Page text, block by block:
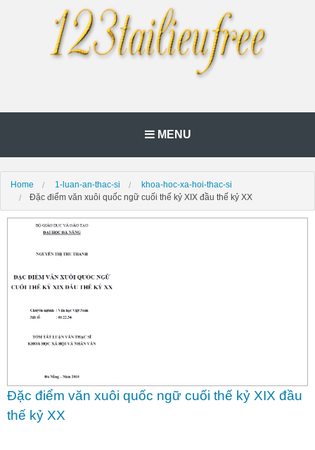
MENU
Home 1-luan-an-thac-si
khoa-hoc-xa-hoi-thac-si
Đặc điểm văn xuôi quốc ngữ cuối thế kỷ XIX đầu thế kỷ XX
Đặc điểm văn xuôi quốc ngữ cuối thế kỷ XIX đầu
thế kỷ XX